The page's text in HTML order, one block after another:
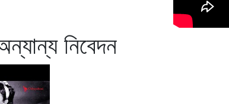
নিবেদন